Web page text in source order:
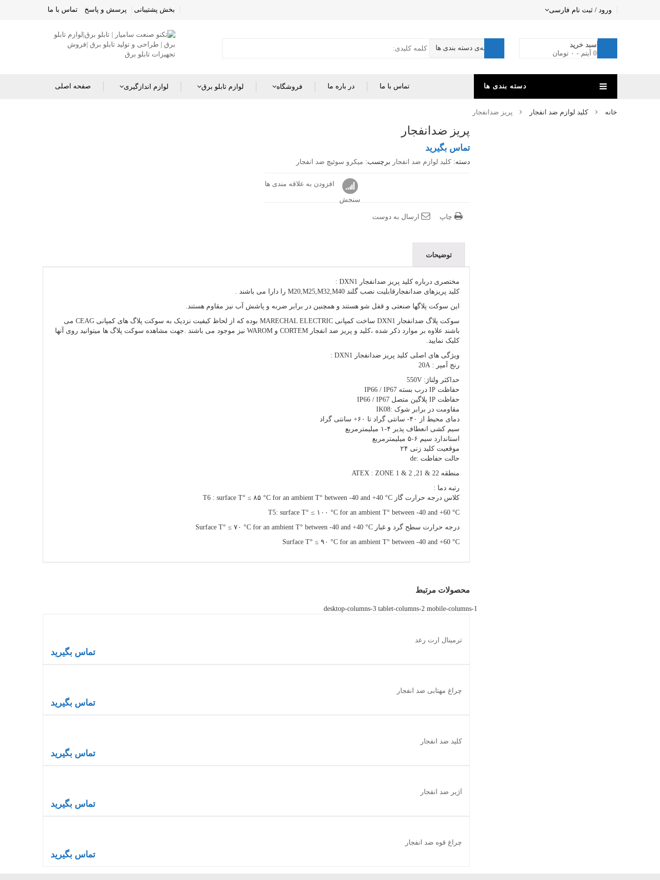
بخش پشتیبانی پرسش و پاسخ تماس با ما ورود / ثبت نام فارسی
سبد خرید
0 آیتم
- ۰ تومان
0
دسته بندی ها صفحه اصلی لوازم اندازگیری لوازم تابلو برق فروشگاه در باره ما تماس با ما
خانه کلید لوازم ضد انفجار پریز ضدانفجار
پریز ضدانفجار
تماس بگیرید
دسته: کلید لوازم ضد انفجار برچسب: میکرو سوئیچ ضد انفجار
افزودن به علاقه مندی ها
سنجش
چاپ ارسال به دوست
توضیحات
مختصری درباره کلید پریز ضدانفجار DXN1 :
کلید پریزهای ضدانفجارقابلیت نصب گلند M20,M25,M32,M40 را دارا می باشند .
این سوکت پلاگها صنعتی و قفل شو هستند و همچنین در برابر ضربه و پاشش آب نیز مقاوم هستند.
سوکت پلاگ ضدانفجار DXN1 ساخت کمپانی MARECHAL ELECTRIC بوده که از لحاظ کیفیت نزدیک به سوکت پلاگ های کمپانی CEAG می
باشند علاوه بر موارد ذکر شده ،کلید و پریز ضد انفجار CORTEM و WAROM نیز موجود می باشند .جهت مشاهده سوکت پلاگ ها میتوانید روی آنها
کلیک نمایید.
ویژگی های اصلی کلید پریز ضدانفجار DXN1 :
رنج آمپر : 20A
حداکثر ولتاژ: 550V
حفاظت IP درب بسته IP66 / IP67
حفاظت IP پلاگین متصل IP66 / IP67
مقاومت در برابر شوک :IK08
دمای محیط از ۴۰- سانتی گراد تا ۶۰+ سانتی گراد
سیم کشی انعطاف پذیر ۴-۱ میلیمترمربع
استاندارد سیم ۶-۵ میلیمترمربع
موقعیت کلید زنی ۲۴
حالت حفاظت :de
منطقه ATEX : ZONE 1 & 2 ,21 & 22
رتبه دما :
کلاس درجه حرارت گاز T6 : surface T° ≤ ۸۵ °C for an ambient T° between -40 and +40 °C
T5: surface T° ≤ ۱۰۰ °C for an ambient T° between -40 and +60 °C
درجه حرارت سطح گرد و غبار Surface T° ≤ ۷۰ °C for an ambient T° between -40 and +40 °C
Surface T° ≤ ۹۰ °C for an ambient T° between -40 and +60 °C
محصولات مرتبط
desktop-columns-3 tablet-columns-2 mobile-columns-1
چراغ قوه ضد انفجار
تماس بگیرید
آژیر ضد انفجار
تماس بگیرید
کلید ضد انفجار
تماس بگیرید
چراغ مهتابی ضد انفجار
تماس بگیرید
ترمینال ارت رعد
تماس بگیرید